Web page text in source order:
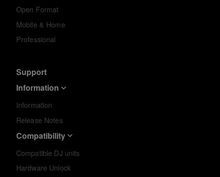
Open Format
Mobile & Home
Professional
Support
Information
Information
Release Notes
Compatibility
Compatible DJ units
Hardware Unlock